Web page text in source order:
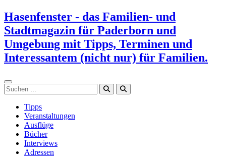
Zum
Inhalt
springen
Hasenfenster - das Familien- und
Stadtmagazin für Paderborn und
Umgebung mit Tipps, Terminen und
Interessantem (nicht nur) für Familien.
Suchen
Tipps
Veranstaltungen
Ausflüge
Bücher
Interviews
Adressen